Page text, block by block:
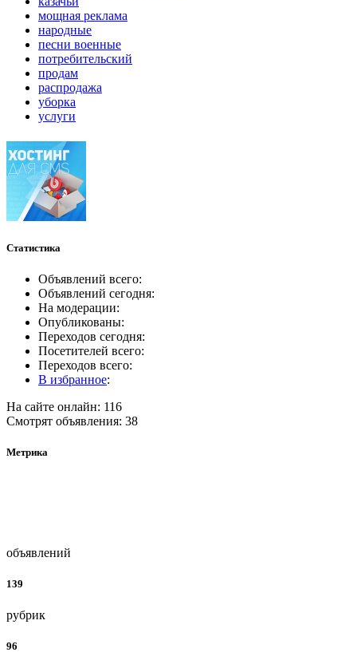
мощная реклама
народные
песни военные
потребительский
продам
распродажа
уборка
услуги
Статистика
Объявлений всего:
Объявлений сегодня:
На модерации:
Опубликованы:
Переходов сегодня:
Посетителей всего:
Переходов всего:
В избранное:
На сайте онлайн: 116
Смотрят объявления: 38
Метрика
объявлений
139
рубрик
96